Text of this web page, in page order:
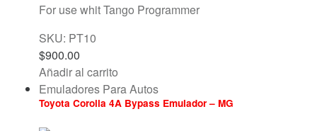
For use whit Tango Programmer
SKU: PT10
$900.00
Añadir al carrito
Emuladores Para Autos
Toyota Corolla 4A Bypass Emulador – MG